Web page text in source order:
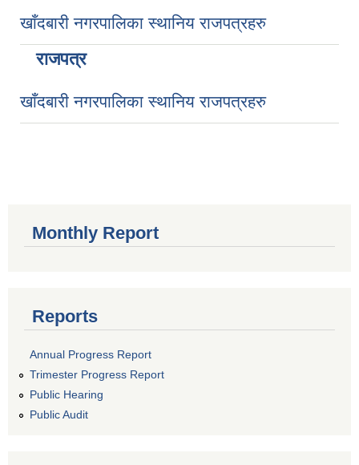
खाँदबारी नगरपालिका स्थानिय राजपत्रहरु
राजपत्र
खाँदबारी नगरपालिका स्थानिय राजपत्रहरु
Monthly Report
Reports
Annual Progress Report
Trimester Progress Report
Public Hearing
Public Audit